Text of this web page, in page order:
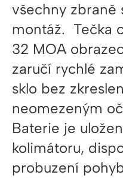
všechny zbraně
montáž. Tečka
32 MOA
zaručí rychlé
sklo bez
neomezeným
Baterie je
kolimátoru,
probuzení